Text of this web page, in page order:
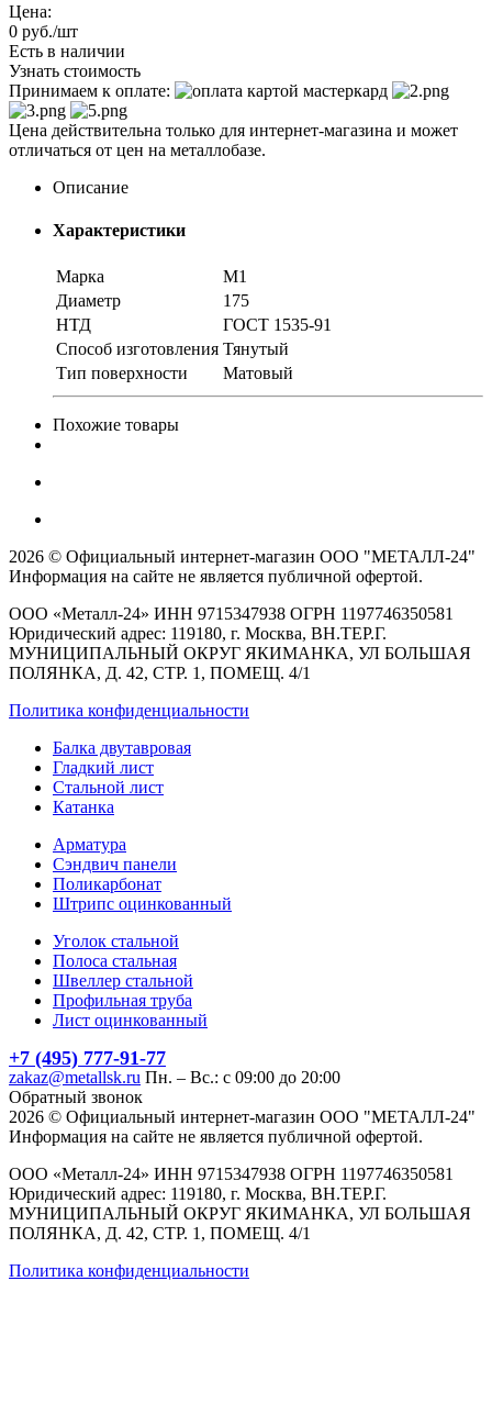
Цена:
0 руб./шт
Есть в наличии
Узнать стоимость
Принимаем к оплате:
Цена действительна только для интернет-магазина и может
отличаться от цен на металлобазе.
Описание
Характеристики
Марка
М1
Диаметр
175
НТД
ГОСТ 1535-91
Способ изготовления Тянутый
Тип поверхности
Матовый
Похожие товары
2026 © Официальный интернет-магазин ООО "МЕТАЛЛ-24"
Информация на сайте не является публичной офертой.
ООО «Металл-24» ИНН 9715347938 ОГРН 1197746350581
Юридический адрес: 119180, г. Москва, ВН.ТЕР.Г.
МУНИЦИПАЛЬНЫЙ ОКРУГ ЯКИМАНКА, УЛ БОЛЬШАЯ
ПОЛЯНКА, Д. 42, СТР. 1, ПОМЕЩ. 4/1
Политика конфиденциальности
Балка двутавровая
Гладкий лист
Стальной лист
Катанка
Арматура
Сэндвич панели
Поликарбонат
Штрипс оцинкованный
Уголок стальной
Полоса стальная
Швеллер стальной
Профильная труба
Лист оцинкованный
+7 (495) 777-91-77
zakaz@metallsk.ru Пн. – Вс.: с 09:00 до 20:00
Обратный звонок
2026 © Официальный интернет-магазин ООО "МЕТАЛЛ-24"
Информация на сайте не является публичной офертой.
ООО «Металл-24» ИНН 9715347938 ОГРН 1197746350581
Юридический адрес: 119180, г. Москва, ВН.ТЕР.Г.
МУНИЦИПАЛЬНЫЙ ОКРУГ ЯКИМАНКА, УЛ БОЛЬШАЯ
ПОЛЯНКА, Д. 42, СТР. 1, ПОМЕЩ. 4/1
Политика конфиденциальности